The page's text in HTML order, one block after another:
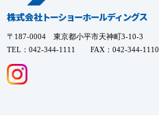
〒187-0004 東京都小平市天神町3-10-3
TEL：042-344-1111 FAX：042-344-1110